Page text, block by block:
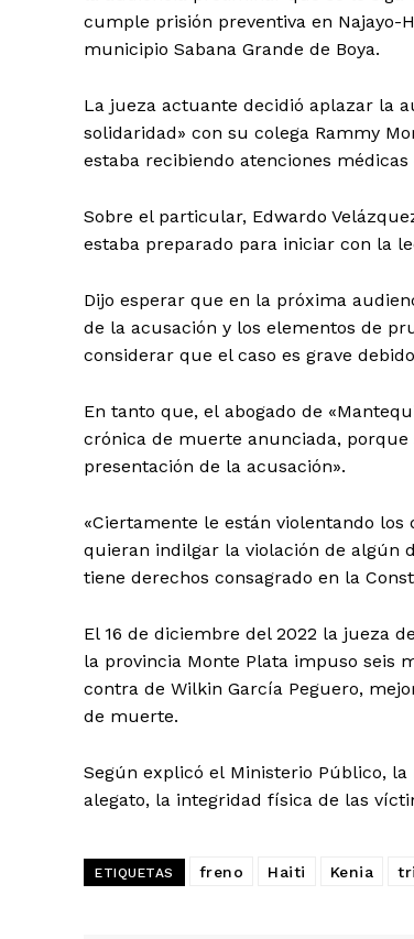
cumple prisión preventiva en Najayo-
municipio Sabana Grande de Boya.
La jueza actuante decidió aplazar la
solidaridad» con su colega Rammy
estaba recibiendo atenciones
Sobre el particular, Edwardo
estaba preparado para iniciar con la
Dijo esperar que en la próxima
de la acusación y los elementos de
considerar que el caso es grave
En tanto que, el abogado de
crónica de muerte anunciada,
presentación de la acusación».
«Ciertamente le están violentando
quieran indilgar la violación de algún
tiene derechos consagrado en la
El 16 de diciembre del 2022 la jueza
la provincia Monte Plata impuso seis
contra de Wilkin García Peguero,
de muerte.
Según explicó el Ministerio Público,
alegato, la integridad física de las
ETIQUETAS freno Haiti Kenia